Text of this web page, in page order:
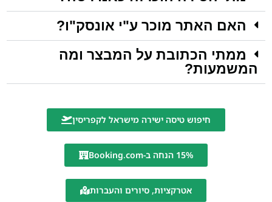
האם האתר מוכר ע"י אונסק"ו?
ממתי הכתובת על המבצר ומה
המשמעות?
חיפוש טיסה ישירה מישראל לקפריסין
15% הנחה ב-Booking.com
אטרקציות, סיורים והעברות